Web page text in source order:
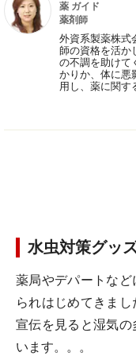
薬 ガイド
薬剤師
外資系製薬株式
師の資格を活か
の不調を助けて
かりか、体に悪
用し、薬に関す
水虫対策グッ
薬局やデパートな
られはじめてきま
宣伝を見ると湿気の
います。。。